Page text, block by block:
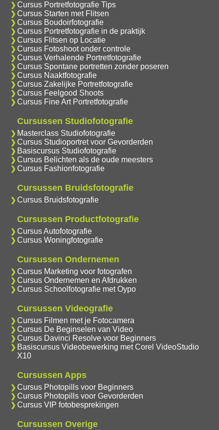
Cursus Portretfotografie Tips
Cursus Starten met Flitsen
Cursus Boudoirfotografie
Cursus Portretfotografie in de praktijk
Cursus Flitsen op Locatie
Cursus Fotoshoot onder controle
Cursus Verhalende Portretfotografie
Cursus Spontane portretten zonder poseren
Cursus Naaktfotografie
Cursus Zakelijke Portretfotografie
Cursus Feelgood Shoots
Cursus Fine Art Portretfotografie
Cursussen Studiofotografie
Masterclass Studiofotografie
Cursus Studioportret voor Gevorderden
Basiscursus Studiofotografie
Cursus Belichten als de oude meesters
Cursus Fashionfotografie
Cursussen Bruidsfotografie
Cursus Bruidsfotografie
Cursussen Productfotografie
Cursus Autofotografie
Cursus Woningfotografie
Cursussen Ondernemen
Cursus Marketing voor fotografen
Cursus Ondernemen en Afdrukken
Cursus Schoolfotografie met Oypo
Cursussen Videografie
Cursus Filmen met je Fotocamera
Cursus De Beginselen van Video
Cursus Davinci Resolve voor Beginners
Basiscursus Videobewerking met Corel VideoStudio
X10
Cursussen Apps
Cursus Photopills voor Beginners
Cursus Photopills voor Gevorderden
Cursus VIP fotobesprekingen
Cursussen Overige